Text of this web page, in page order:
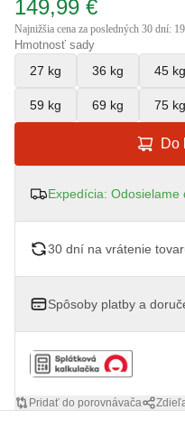
149,99 €
Najnižšia cena za posledných 30 dní:
Hmotnosť sady
27 kg 36 kg 45 kg
59 kg 69 kg 75 kg
Do
Expedícia: Odosielame
30 dní na vrátenie
Spôsoby platby a
Pridať do porovnávača